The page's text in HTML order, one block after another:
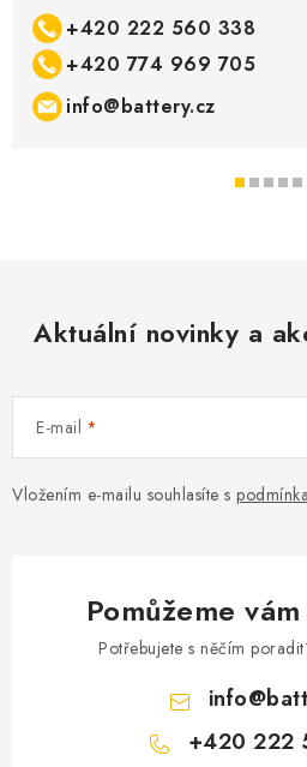
+420 222 560 338
+420 774 969 705
info@battery.cz
Aktuální novinky a
E-mail
Vložením e-mailu souhlasíte s
Pomůžeme
Potřebujete s něčím
info@
+420 222